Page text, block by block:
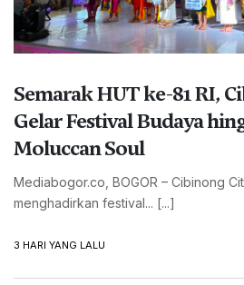
Semarak HUT ke-81 RI,
Gelar Festival Budaya
Moluccan Soul
Mediabogor.co, BOGOR – Cibinong
menghadirkan festival... [...]
3 HARI YANG LALU